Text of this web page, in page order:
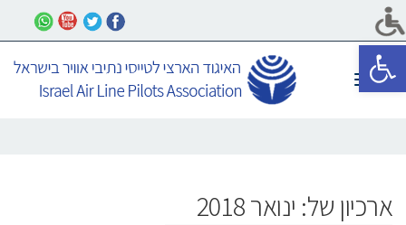
פתח סרגל נגישות
תפריט
ארכיון של: ינואר 2018